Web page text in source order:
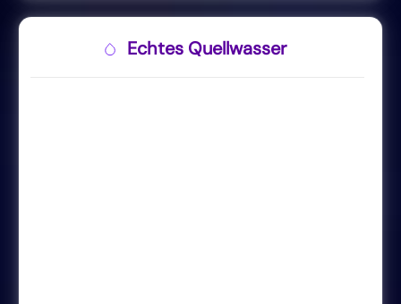
Echtes Quellwasser